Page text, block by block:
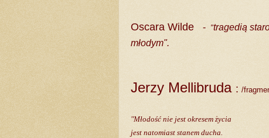
Oscara Wilde - "tragedią
młodym".
Jerzy Mellibruda : /
"Młodość nie jest okresem życia
jest natomiast stanem ducha.